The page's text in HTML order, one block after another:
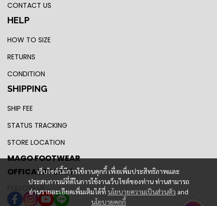
เว็บไซต์นี้มีการใช้งานคุกกี้ เพื่อเพิ่มประสิทธิภาพและ
ประสบการณ์ที่ดีในการใช้งานเว็บไซต์ของท่าน ท่านสามารถ
อ่านรายละเอียดเพิ่มเติมได้ที่ นโยบายความเป็นส่วนตัว and
นโยบายคุกกี้
CONTACT US
HELP
HOW TO SIZE
RETURNS
CONDITION
SHIPPING
SHIP FEE
STATUS TRACKING
STORE LOCATION
MAGO FOOTWEAR
OFFICAL STORE !
FOLLOW US